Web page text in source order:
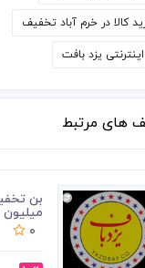
کالا در خرم آباد تخفیف
یزد بافت
های مرتبط
بن
میلیون
0